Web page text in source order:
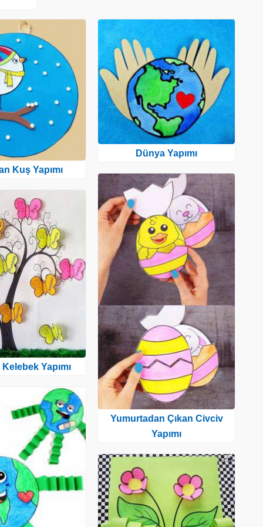
Kuş Yapımı
Yapımı
Dünya Yapımı
Yumurtadan Çıkan Civciv
Yapımı